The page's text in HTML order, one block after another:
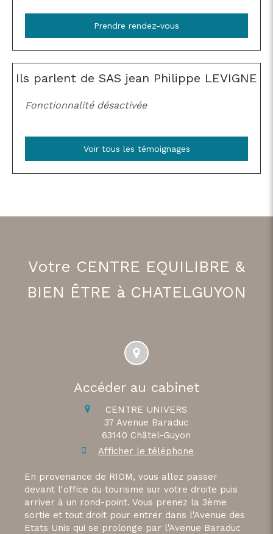
Prendre rendez-vous
Ils parlent de SAS jean Philippe LEVIGNE
Fonctionnalité désactivée
Voir tous les témoignages
Votre CENTRE EQUILIBRE &
BIEN ÊTRE à CHATELGUYON
Accéder au cabinet
CENTRE UNIVERS
37 Avenue Baraduc
63140 Châtel-Guyon
Afficher le téléphone
En provenance de RIOM, vous allez passer
devant l'office du tourisme sur votre droite puis
arriver à un rond-point. Vous prenez la 3ème
sortie et tout droit pour entrer dans l'Avenue des
Etats Unis qui se prolonge par l'Avenue Baraduc